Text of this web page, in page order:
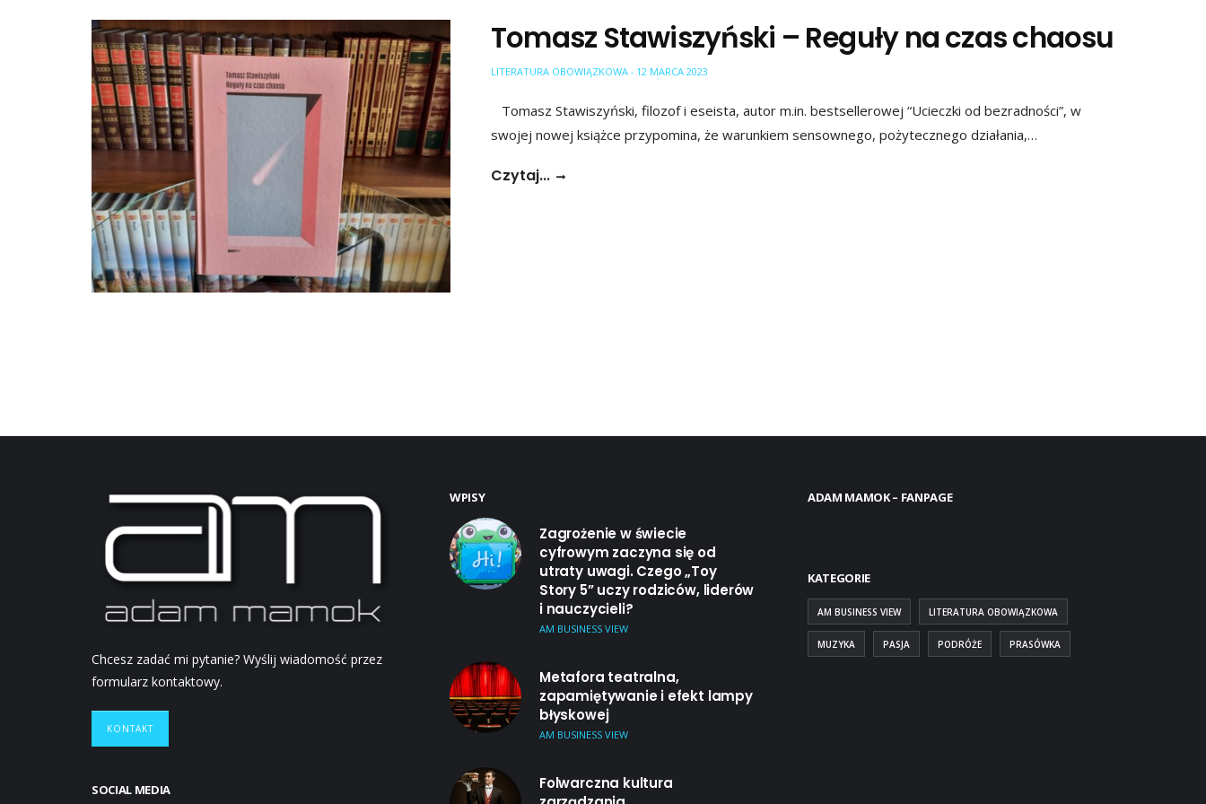
Tomasz Stawiszyński – Reguły na czas chaosu
LITERATURA OBOWIĄZKOWA - 12 MARCA 2023
Tomasz Stawiszyński, filozof i eseista, autor m.in. bestsellerowej “Ucieczki od bezradności”, w
swojej nowej książce przypomina, że warunkiem sensownego, pożytecznego działania,…
Czytaj...
Chcesz zadać mi pytanie? Wyślij wiadomość przez
formularz kontaktowy.
KONTAKT
SOCIAL MEDIA
WPISY
Zagrożenie w świecie
cyfrowym zaczyna się od
utraty uwagi. Czego „Toy
Story 5” uczy rodziców, liderów
i nauczycieli?
AM BUSINESS VIEW
Metafora teatralna,
zapamiętywanie i efekt lampy
błyskowej
AM BUSINESS VIEW
Folwarczna kultura
ADAM MAMOK – FANPAGE
KATEGORIE
AM BUSINESS VIEW LITERATURA OBOWIĄZKOWA
MUZYKA PASJA PODRÓŻE PRASÓWKA